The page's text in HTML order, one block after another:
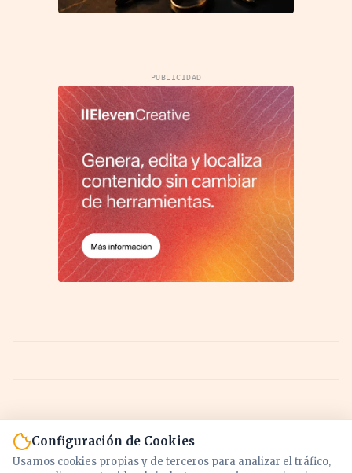
PUBLICIDAD
Configuración de Cookies
Usamos cookies propias y de terceros para analizar el tráfico,